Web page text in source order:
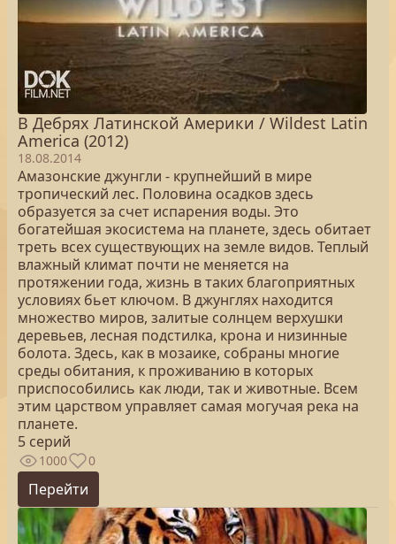
В Дебрях Латинской Америки / Wildest Latin
America (2012)
18.08.2014
Амазонские джунгли - крупнейший в мире
тропический лес. Половина осадков здесь
образуется за счет испарения воды. Это
богатейшая экосистема на планете, здесь обитает
треть всех существующих на земле видов. Теплый
влажный климат почти не меняется на
протяжении года, жизнь в таких благоприятных
условиях бьет ключом. В джунглях находится
множество миров, залитые солнцем верхушки
деревьев, лесная подстилка, крона и низинные
болота. Здесь, как в мозаике, собраны многие
среды обитания, к проживанию в которых
приспособились как люди, так и животные. Всем
этим царством управляет самая могучая река на
планете.
5 серий
1000 0
Перейти